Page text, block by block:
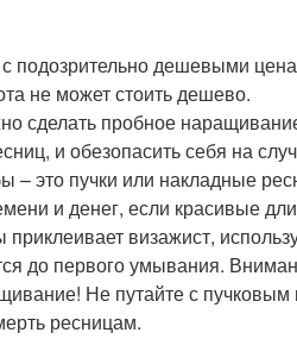
подозрительно дешевыми
не может стоить дешево.
сделать пробное
и обезопасить себя на
– это пучки или накладные
и денег, если красивые
визажист,
до первого умывания.
Не путайте с
ресницам.